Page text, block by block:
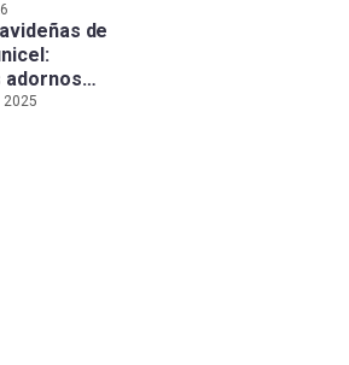
de
adornos
2025